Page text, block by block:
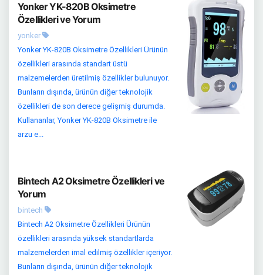
Yonker YK-820B Oksimetre
Özellikleri ve Yorum
yonker
Yonker YK-820B Oksimetre Özellikleri Ürünün
özellikleri arasında standart üstü
malzemelerden üretilmiş özellikler bulunuyor.
Bunların dışında, ürünün diğer teknolojik
özellikleri de son derece gelişmiş durumda.
Kullananlar, Yonker YK-820B Oksimetre ile
arzu e...
Bintech A2 Oksimetre Özellikleri ve
Yorum
bintech
Bintech A2 Oksimetre Özellikleri Ürünün
özellikleri arasında yüksek standartlarda
malzemelerden imal edilmiş özellikler içeriyor.
Bunların dışında, ürünün diğer teknolojik